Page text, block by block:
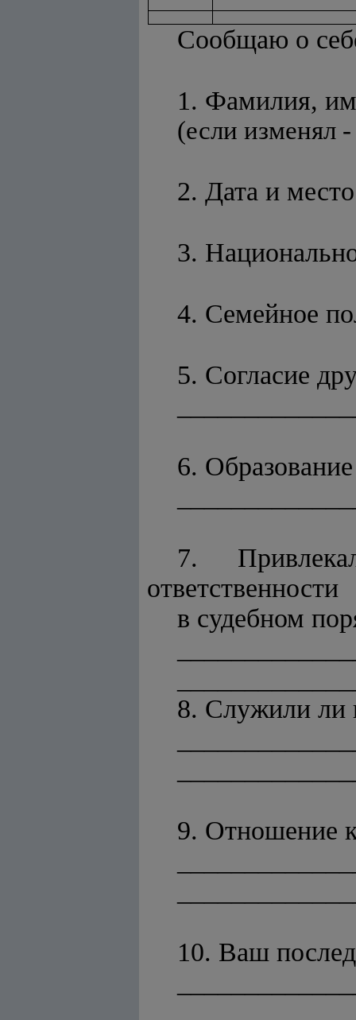
Сообщаю о
1. Фамилия,
(если изменял -
2. Дата и
3.
4. Семейное
5. Согласие
6.
7.
ответственности
в судебном
8. Служили ли
9. Отношение
10. Ваш